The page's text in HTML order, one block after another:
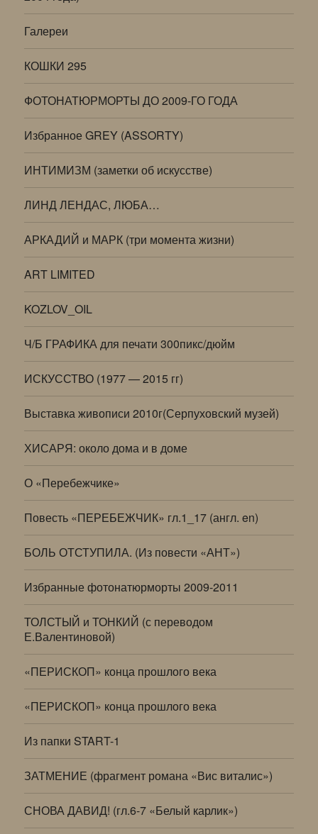
Галереи
КОШКИ 295
ФОТОНАТЮРМОРТЫ ДО 2009-ГО ГОДА
Избранное GREY (ASSORTY)
ИНТИМИЗМ (заметки об искусстве)
ЛИНД ЛЕНДАС, ЛЮБА…
АРКАДИЙ и МАРК (три момента жизни)
ART LIMITED
KOZLOV_OIL
Ч/Б ГРАФИКА для печати 300пикс/дюйм
ИСКУССТВО (1977 — 2015 гг)
Выставка живописи 2010г(Серпуховский музей)
ХИСАРЯ: около дома и в доме
О «Перебежчике»
Повесть «ПЕРЕБЕЖЧИК» гл.1_17 (англ. en)
БОЛЬ ОТСТУПИЛА. (Из повести «АНТ»)
Избранные фотонатюрморты 2009-2011
ТОЛСТЫЙ и ТОНКИЙ (с переводом
Е.Валентиновой)
«ПЕРИСКОП» конца прошлого века
«ПЕРИСКОП» конца прошлого века
Из папки START-1
ЗАТМЕНИЕ (фрагмент романа «Вис виталис»)
СНОВА ДАВИД! (гл.6-7 «Белый карлик»)